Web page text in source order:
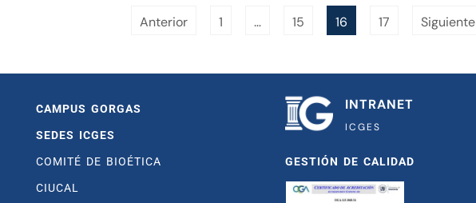
Anterior 1 … 15 16 17 Siguiente
CAMPUS GORGAS
SEDES ICGES
COMITÉ DE BIOÉTICA
CIUCAL
INTRANET
ICGES
GESTIÓN DE CALIDAD